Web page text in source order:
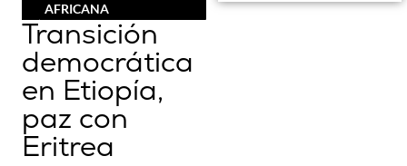
AFRICANA
Transición
democrática
en Etiopía,
paz con
Eritrea